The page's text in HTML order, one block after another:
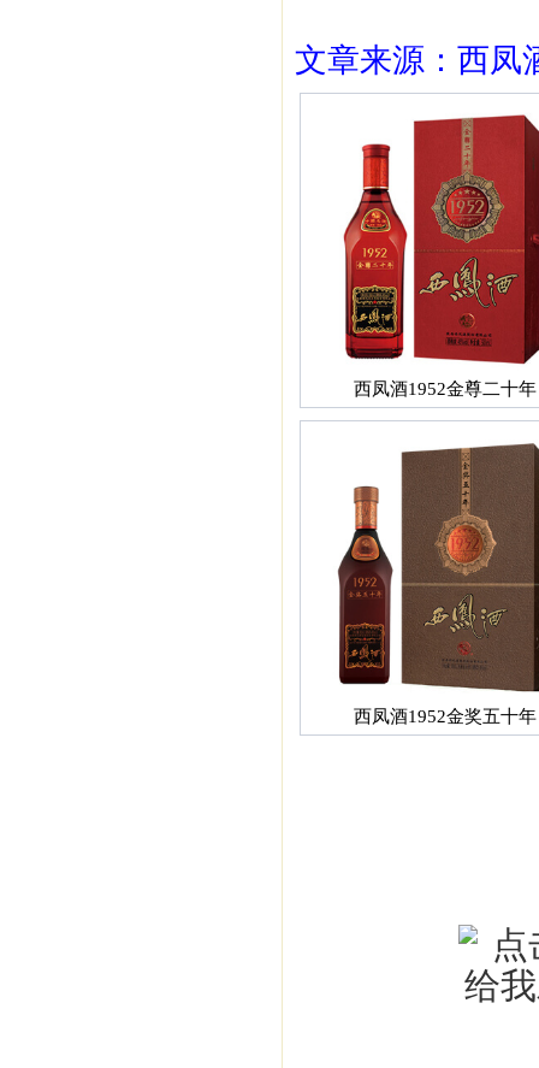
文章来源：西凤
西凤酒1952金尊二十年
西凤酒1952金奖五十年